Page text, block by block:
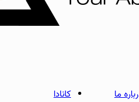
ما کانادا